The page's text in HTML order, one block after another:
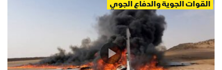
البأس الشديد – من عملية النصر المبين
المرحلة الثانية – ولاتهنوا
القوات الجوية والدفاع الجوي